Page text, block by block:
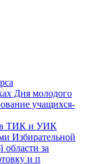
Дня молодого
учащихся-
ТИК и УИК
Избирательной
области за
и п